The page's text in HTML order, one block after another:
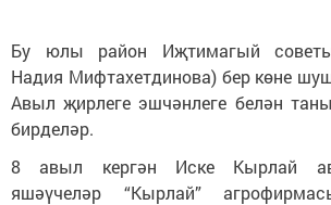
Бу юлы район Иҗтимагый
Надия Мифтахетдинова) бер көне
Авыл җирлеге эшчәнлеге белән
бирделәр.
8 авыл кергән Иске Кырлай
яшәүчеләр “Кырлай”